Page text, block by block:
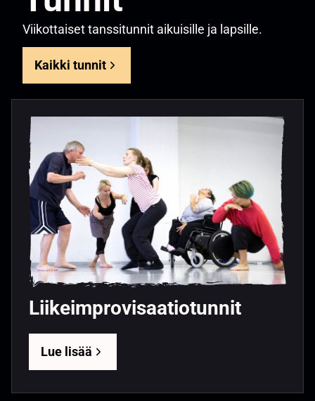
Viikottaiset tanssitunnit aikuisille ja lapsille.
Kaikki tunnit
Liikeimprovisaatiotunnit
Lue lisää